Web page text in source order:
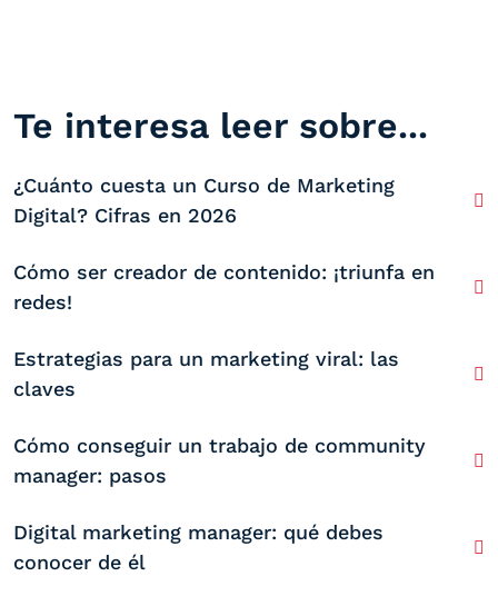
Te interesa leer sobre...
¿Cuánto cuesta un Curso de Marketing
Digital? Cifras en 2026
Cómo ser creador de contenido: ¡triunfa en
redes!
Estrategias para un marketing viral: las
claves
Cómo conseguir un trabajo de community
manager: pasos
Digital marketing manager: qué debes
conocer de él